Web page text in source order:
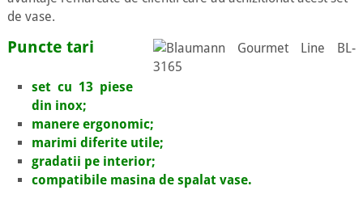
de vase.
Puncte tari
set cu 13 piese
din inox;
manere ergonomic;
marimi diferite utile;
gradatii pe interior;
compatibile masina de spalat vase.